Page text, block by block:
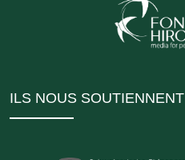
ILS NOUS SOUTIENNENT